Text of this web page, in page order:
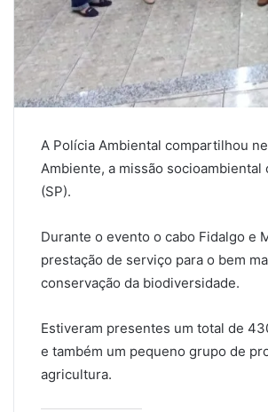
A Polícia Ambiental compartilhou
Ambiente, a missão
(SP).
Durante o evento o cabo Fidalgo e
prestação de serviço para o bem
conservação da biodiversidade.
Estiveram presentes um total de
e também um pequeno grupo de
agricultura.